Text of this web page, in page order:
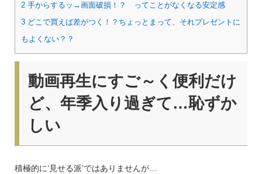
2手からするッ→画面破損！？ ってことがなくなる安定感
3どこで買えば差がつく！？ちょっとまって、それプレゼントに
もよくない？？
動画再生にすご～く便利だけ
ど、年季入り過ぎて…恥ずか
しい
積極的に‘見せる派’ではありませんが…